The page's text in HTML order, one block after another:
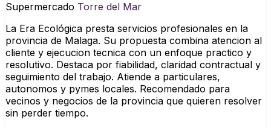
Supermercado Torre del Mar
La Era Ecológica presta servicios profesionales en la
provincia de Malaga. Su propuesta combina atencion al
cliente y ejecucion tecnica con un enfoque practico y
resolutivo. Destaca por fiabilidad, claridad contractual y
seguimiento del trabajo. Atiende a particulares,
autonomos y pymes locales. Recomendado para
vecinos y negocios de la provincia que quieren resolver
sin perder tiempo.